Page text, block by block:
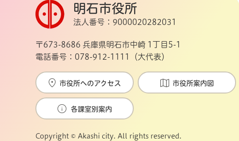
明石市役所
法人番号：9000020282031
〒673-8686 兵庫県明石市中崎 1丁目5-1
電話番号：078-912-1111（大代表）
市役所へのアクセス 市役所案内図
各課室別案内
Copyright © Akashi city. All rights reserved.